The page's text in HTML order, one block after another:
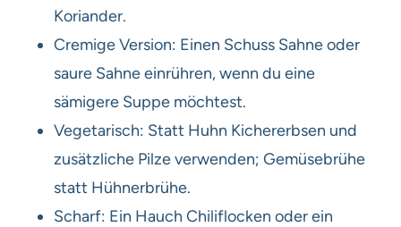
Koriander.
Cremige Version: Einen Schuss Sahne oder
saure Sahne einrühren, wenn du eine
sämigere Suppe möchtest.
Vegetarisch: Statt Huhn Kichererbsen und
zusätzliche Pilze verwenden; Gemüsebrühe
statt Hühnerbrühe.
Scharf: Ein Hauch Chiliflocken oder ein